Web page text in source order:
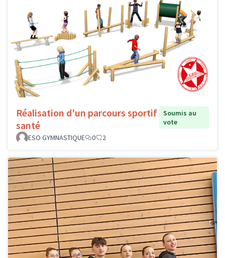
Réalisation d'un parcours sportif
santé
Soumis au
vote
ESO GYMNASTIQUE
0 2